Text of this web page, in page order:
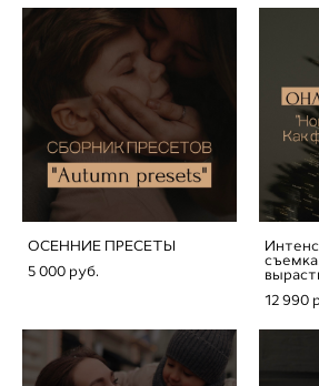
ОСЕННИЕ ПРЕСЕТЫ
5 000 pуб.
12 990